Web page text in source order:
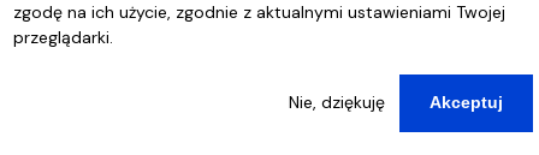
zgodę na ich użycie, zgodnie z aktualnymi ustawieniami Twojej
przeglądarki.
Nie, dziękuję Akceptuj